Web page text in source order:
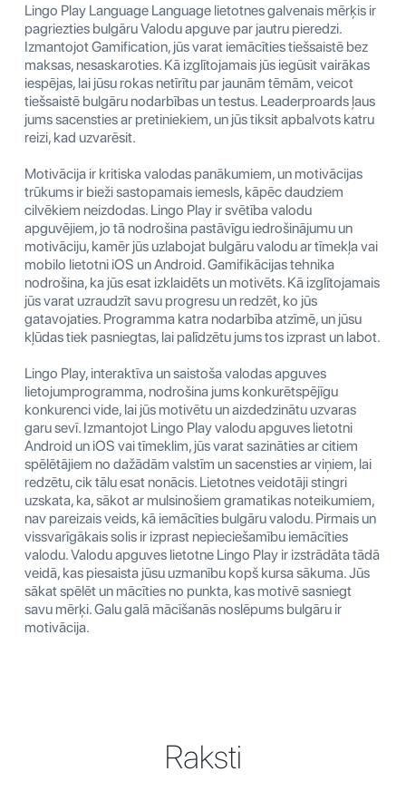
Lingo Play Language Language lietotnes galvenais mērķis ir
pagriezties bulgāru Valodu apguve par jautru pieredzi.
Izmantojot Gamification, jūs varat iemācīties tiešsaistē bez
maksas, nesaskaroties. Kā izglītojamais jūs iegūsit vairākas
iespējas, lai jūsu rokas netīrītu par jaunām tēmām, veicot
tiešsaistē bulgāru nodarbības un testus. Leaderproards ļaus
jums sacensties ar pretiniekiem, un jūs tiksit apbalvots katru
reizi, kad uzvarēsit.
Motivācija ir kritiska valodas panākumiem, un motivācijas
trūkums ir bieži sastopamais iemesls, kāpēc daudziem
cilvēkiem neizdodas. Lingo Play ir svētība valodu
apguvējiem, jo ​​tā nodrošina pastāvīgu iedrošinājumu un
motivāciju, kamēr jūs uzlabojat bulgāru valodu ar tīmekļa vai
mobilo lietotni iOS un Android. Gamifikācijas tehnika
nodrošina, ka jūs esat izklaidēts un motivēts. Kā izglītojamais
jūs varat uzraudzīt savu progresu un redzēt, ko jūs
gatavojaties. Programma katra nodarbība atzīmē, un jūsu
kļūdas tiek pasniegtas, lai palīdzētu jums tos izprast un labot.
Lingo Play, interaktīva un saistoša valodas apguves
lietojumprogramma, nodrošina jums konkurētspējīgu
konkurenci vide, lai jūs motivētu un aizdedzinātu uzvaras
garu sevī. Izmantojot Lingo Play valodu apguves lietotni
Android un iOS vai tīmeklim, jūs varat sazināties ar citiem
spēlētājiem no dažādām valstīm un sacensties ar viņiem, lai
redzētu, cik tālu esat nonācis. Lietotnes veidotāji stingri
uzskata, ka, sākot ar mulsinošiem gramatikas noteikumiem,
nav pareizais veids, kā iemācīties bulgāru valodu. Pirmais un
vissvarīgākais solis ir izprast nepieciešamību iemācīties
valodu. Valodu apguves lietotne Lingo Play ir izstrādāta tādā
veidā, kas piesaista jūsu uzmanību kopš kursa sākuma. Jūs
sākat spēlēt un mācīties no punkta, kas motivē sasniegt
savu mērķi. Galu galā mācīšanās noslēpums bulgāru ir
motivācija.
Raksti